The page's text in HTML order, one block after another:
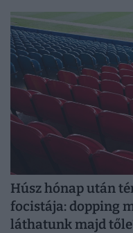
Húsz hónap után
focistája: dopping
láthatunk majd